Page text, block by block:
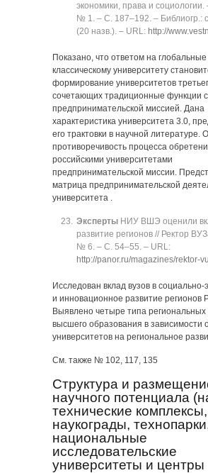
экономики, права и социологии.
№ 1. ‒ C. 187‒192. ‒ Библиогр.:
(20 назв.). ‒ URL: http://
Показано, что ответом на
классическому университету
формирование университетов
сочетающих традиционные функции
предпринимательской миссией. Дана
характеристика университета 3.0,
его трактовки в научной литературе.
противоречивость процесса
российскими университетами
предпринимательской миссии.
матрица предпринимательской
университета .
Эксперты НИУ ВШЭ оценили
развитие регионов // Ректор
№ 6. ‒ C. 54‒55. ‒ URL:
http://panor.ru/magazines/rektor-
Исследован вклад вузов в социально-
и инновационное развитие регионов
Выявлено четыре типа региональных
высшего образования в зависимости
университетов на региональное
См. также № 102, 117, 135
Структура и
научного потенциала
технические комплексы,
наукограды,
национальные
исследовательские
университеты и центры